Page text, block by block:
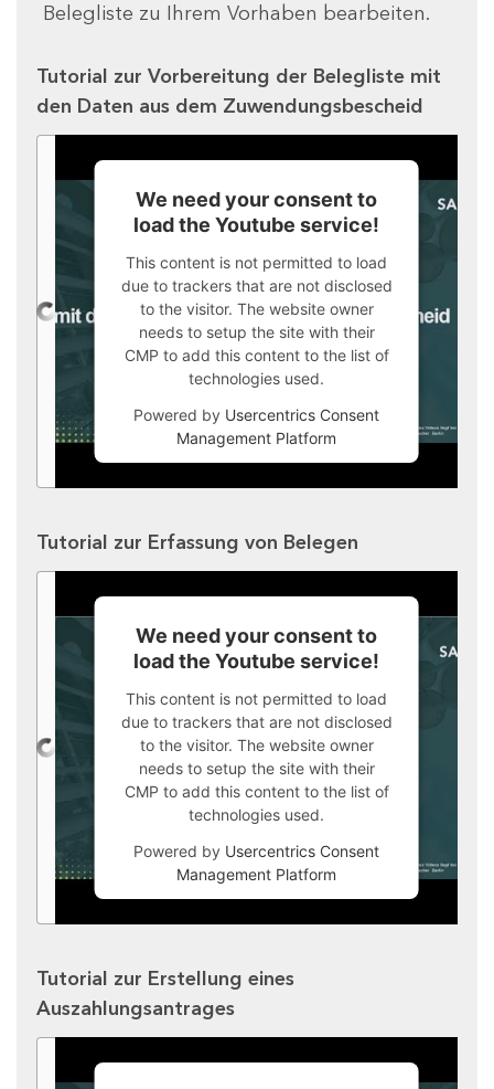
Belegliste zu Ihrem Vorhaben bearbeiten.
Tutorial zur Vorbereitung der Belegliste mit
den Daten aus dem Zuwendungsbescheid
We need your consent to
load the Youtube service!
This content is not permitted to load
due to trackers that are not disclosed
to the visitor. The website owner
needs to setup the site with their
CMP to add this content to the list of
technologies used.
Powered by Usercentrics Consent
Management Platform
Tutorial zur Erfassung von Belegen
We need your consent to
load the Youtube service!
This content is not permitted to load
due to trackers that are not disclosed
to the visitor. The website owner
needs to setup the site with their
CMP to add this content to the list of
technologies used.
Powered by Usercentrics Consent
Management Platform
Tutorial zur Erstellung eines
Auszahlungsantrages